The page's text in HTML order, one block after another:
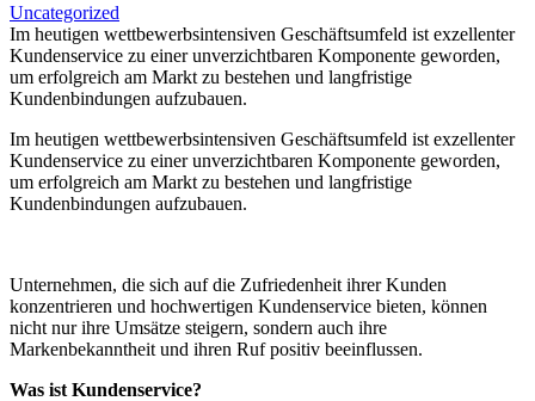
Uncategorized
Im heutigen wettbewerbsintensiven Geschäftsumfeld ist exzellenter
Kundenservice zu einer unverzichtbaren Komponente geworden,
um erfolgreich am Markt zu bestehen und langfristige
Kundenbindungen aufzubauen.
Im heutigen wettbewerbsintensiven Geschäftsumfeld ist exzellenter
Kundenservice zu einer unverzichtbaren Komponente geworden,
um erfolgreich am Markt zu bestehen und langfristige
Kundenbindungen aufzubauen.
Unternehmen, die sich auf die Zufriedenheit ihrer Kunden
konzentrieren und hochwertigen Kundenservice bieten, können
nicht nur ihre Umsätze steigern, sondern auch ihre
Markenbekanntheit und ihren Ruf positiv beeinflussen.
Was ist Kundenservice?